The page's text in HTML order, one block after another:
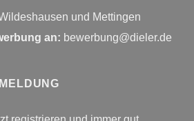
und Mettingen
an: bewerbung@dieler.de